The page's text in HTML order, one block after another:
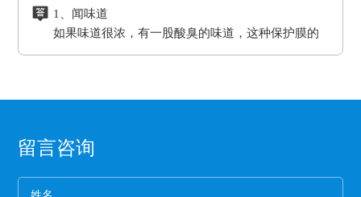
生产需要，所以一定要根据离型膜的使用范围来
进行选择，要确保能够符合企业产品的生产要
的效果。另外硅胶缓冲垫还可以保护模板、弥补压
板误差保证热压机的正常工作。
硅胶的胶水跟硅油离型膜同属矽利康的类别，时
间长了会产生各方面的反应就是贴死。
耐湿性，防潮、防油，起到产品的隔离作用。
二、良好的耐高温性能、平滑度和强度。
三、氟塑离型膜可以防止预浸料粘连，又可以保
1、闻味道
如果味道很浓，有一股酸臭的味道，这种保护膜的
保持力非常差。
保护膜按照常规就应该卷得整齐，这样的保护膜没
留言咨询